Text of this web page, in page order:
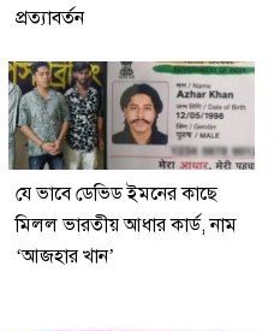
প্রত্যাবর্তন
যে ভাবে ডেভিড ইমনের কাছে
মিলল ভারতীয় আধার কার্ড, নাম
‘আজহার খান’